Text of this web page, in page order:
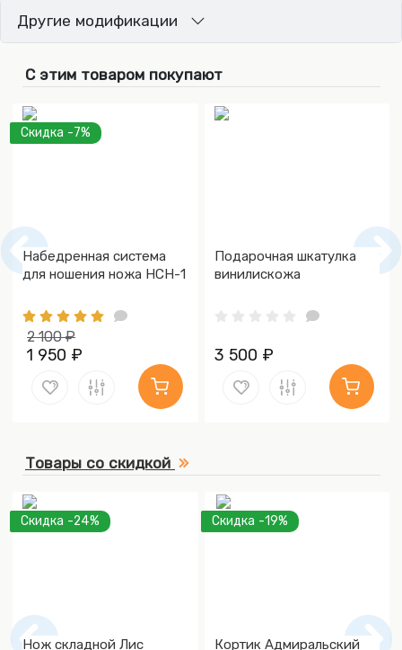
Другие модификации
С этим товаром покупают
Скидка -7%
Набедренная система
для ношения ножа НСН-1
2 100 ₽
1 950 ₽
Подарочная шкатулка
винилискожа
3 500 ₽
Товары со скидкой
Скидка -24%
Нож складной Лис
Скидка -19%
Кортик Адмиральский